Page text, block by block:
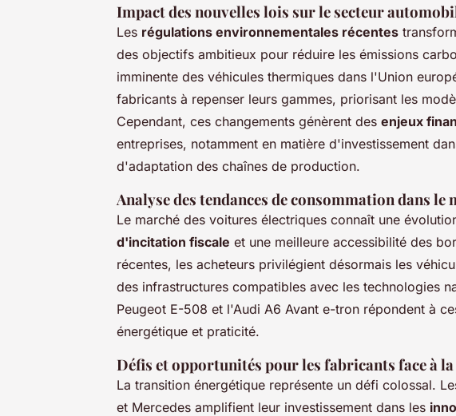
Impact des nouvelles lois sur le secteur
Les régulations environnementales récentes
des objectifs ambitieux pour réduire les émissions
imminente des véhicules thermiques dans l'Union
fabricants à repenser leurs gammes, priorisant les
Cependant, ces changements génèrent des enjeux
entreprises, notamment en matière d'investissement
d'adaptation des chaînes de production.
Analyse des tendances de consommation dans le
Le marché des voitures électriques connaît une
d'incitation fiscale et une meilleure accessibilité des
récentes, les acheteurs privilégient désormais les
des infrastructures compatibles avec les technologies
Peugeot E-508 et l'Audi A6 Avant e-tron répondent à
énergétique et praticité.
Défis et opportunités pour les fabricants face à
La transition énergétique représente un défi colossal.
et Mercedes amplifient leur investissement dans les